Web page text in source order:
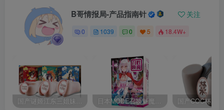
B哥情报局-产品指南针 关注
0 1039 0 5 18.4W+
国产谜姬江东三姐妹国潮飞机杯低中高刺激度全覆盖飞机杯测评报告 日本MODE召唤魅魔飞机杯高刺激榨汁姬名器倒模自慰器使用体验及测评报告